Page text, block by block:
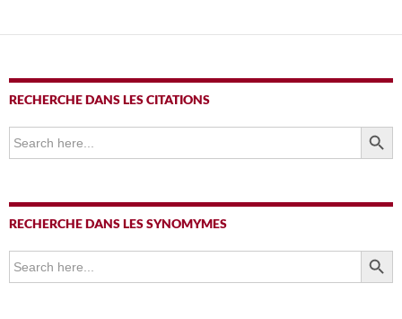
RECHERCHE DANS LES CITATIONS
Search
for:
SEARCH
RECHERCHE DANS LES SYNOMYMES
Search
for:
SEARCH